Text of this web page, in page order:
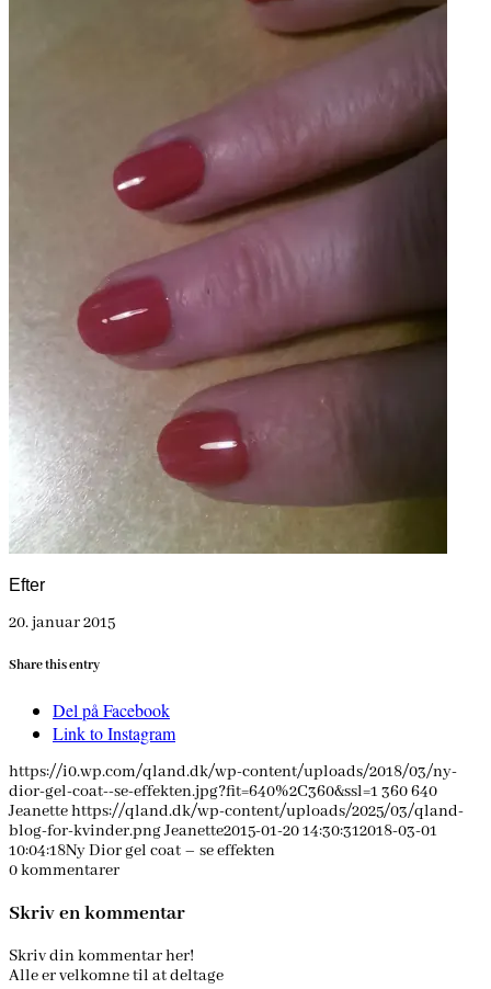
Efter
20. januar 2015
Share this entry
Del på Facebook
Link to Instagram
https://i0.wp.com/qland.dk/wp-content/uploads/2018/03/ny-
dior-gel-coat--se-effekten.jpg?fit=640%2C360&ssl=1 360640
Jeanettehttps://qland.dk/wp-content/uploads/2025/03/qland-
blog-for-kvinder.pngJeanette2015-01-20 14:30:312018-03-01
10:04:18Ny Dior gel coat – se effekten
0kommentarer
Skriv en kommentar
Skriv din kommentar her!
Alle er velkomne til at deltage